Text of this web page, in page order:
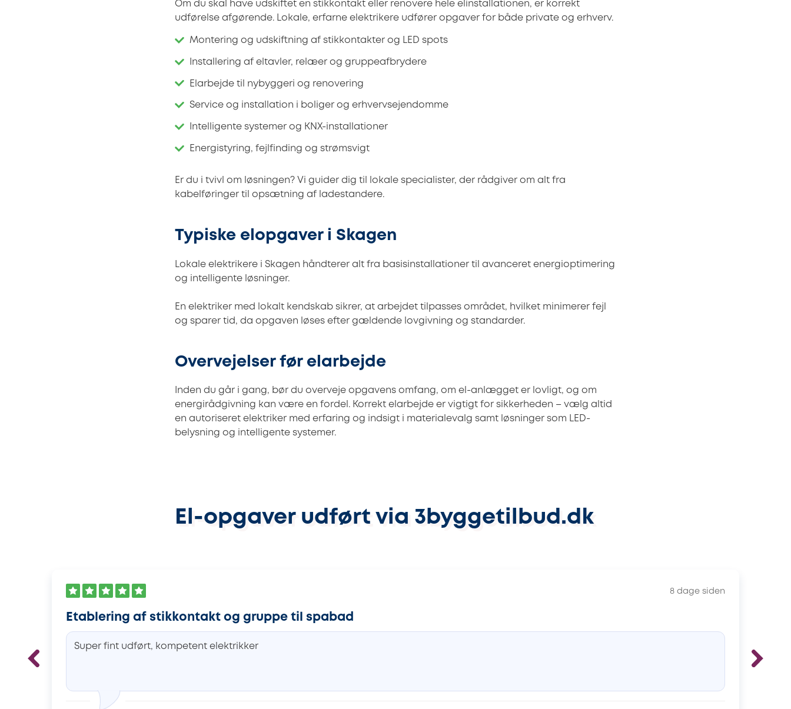
Om du skal have udskiftet en stikkontakt eller renovere hele elinstallationen, er korrekt
udførelse afgørende. Lokale, erfarne elektrikere udfører opgaver for både private og erhverv.
Montering og udskiftning af stikkontakter og LED spots
Installering af eltavler, relæer og gruppeafbrydere
Elarbejde til nybyggeri og renovering
Service og installation i boliger og erhvervsejendomme
Intelligente systemer og KNX-installationer
Energistyring, fejlfinding og strømsvigt
Er du i tvivl om løsningen? Vi guider dig til lokale specialister, der rådgiver om alt fra
kabelføringer til opsætning af ladestandere.
Typiske elopgaver i Skagen
Lokale elektrikere i Skagen håndterer alt fra basisinstallationer til avanceret energioptimering
og intelligente løsninger.
En elektriker med lokalt kendskab sikrer, at arbejdet tilpasses området, hvilket minimerer fejl
og sparer tid, da opgaven løses efter gældende lovgivning og standarder.
Overvejelser før elarbejde
Inden du går i gang, bør du overveje opgavens omfang, om el-anlægget er lovligt, og om
energirådgivning kan være en fordel. Korrekt elarbejde er vigtigt for sikkerheden – vælg altid
en autoriseret elektriker med erfaring og indsigt i materialevalg samt løsninger som LED-
belysning og intelligente systemer.
El-opgaver udført via 3byggetilbud.dk
8 dage siden
Etablering af stikkontakt og gruppe til spabad
Super fint udført, kompetent elektrikker